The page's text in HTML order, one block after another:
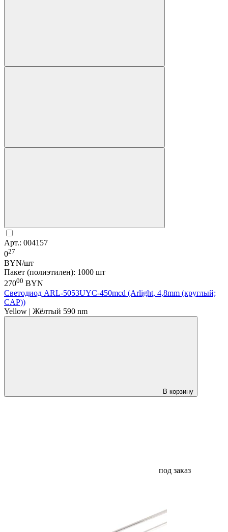
Арт.: 004157
027
BYN/шт
Пакет (полиэтилен): 1000 шт
27000 BYN
Светодиод ARL-5053UYC-450mcd (Arlight, 4,8mm (круглый;
CAP))
Yellow | Жёлтый 590 nm
В корзину
под заказ